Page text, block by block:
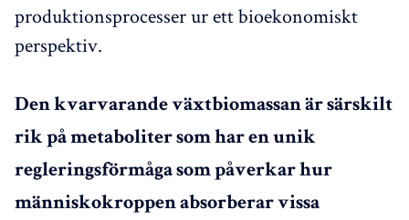
produktionsprocesser ur ett bioekonomiskt
perspektiv.
Den kvarvarande växtbiomassan är särskilt
rik på metaboliter som har en unik
regleringsförmåga som påverkar hur
människokroppen absorberar vissa